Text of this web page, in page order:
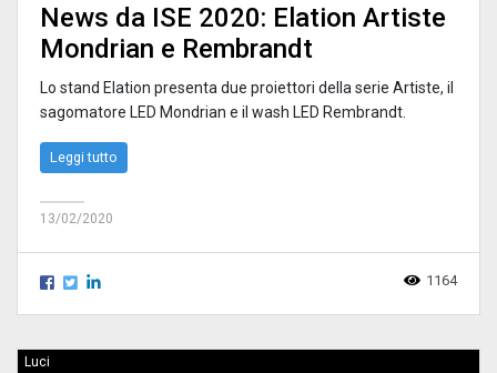
News da ISE 2020: Elation Artiste
Mondrian e Rembrandt
Lo stand Elation presenta due proiettori della serie Artiste, il
sagomatore LED Mondrian e il wash LED Rembrandt.
Leggi tutto
13/02/2020
1164
Luci